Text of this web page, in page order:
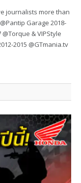
journalists more than
Garage 2018-
& VIPStyle
2015 @GTmania.tv